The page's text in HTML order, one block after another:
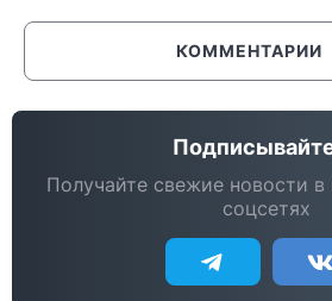
КОММЕНТАРИИ
Получайте свежие новости
соцсетях